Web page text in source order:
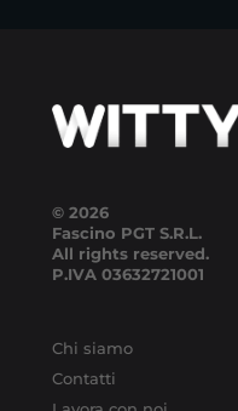
© 2026
Fascino PGT S.R.L.
All rights reserved.
P.IVA 03632721001
Chi siamo
Contatti